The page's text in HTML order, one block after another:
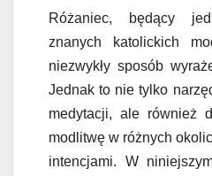
Różaniec, będący
znanych katolickich
niezwykły sposób
Jednak to nie tylko
medytacji, ale również
modlitwę w różnych
intencjami. W